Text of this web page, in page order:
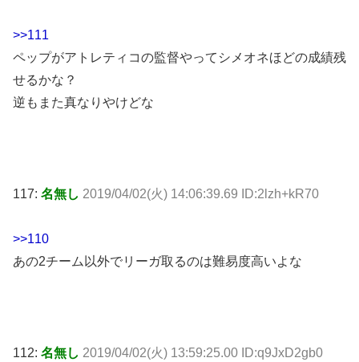
>>111
ペップがアトレティコの監督やってシメオネほどの成績残
せるかな？
逆もまた真なりやけどな
117: 名無し 2019/04/02(火) 14:06:39.69 ID:2lzh+kR70
>>110
あの2チーム以外でリーガ取るのは難易度高いよな
112: 名無し 2019/04/02(火) 13:59:25.00 ID:q9JxD2gb0